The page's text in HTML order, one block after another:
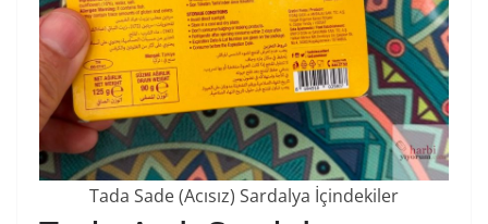
Tada Sade (Acısız) Sardalya İçindekiler